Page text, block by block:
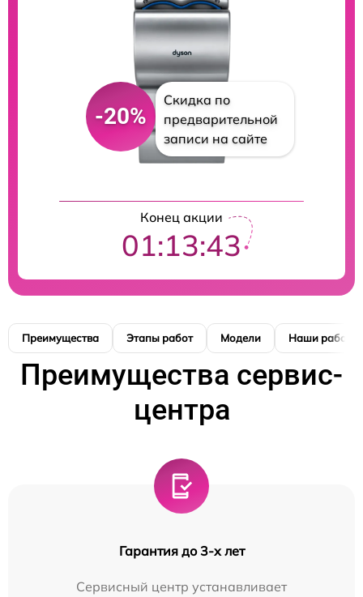
-20%
Скидка по
предварительной
записи на сайте
Конец акции
01:13:42
Преимущества Этапы работ Модели Наши работы
Преимущества сервис-
центра
Гарантия до 3-х лет
Сервисный центр устанавливает